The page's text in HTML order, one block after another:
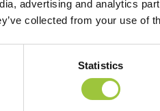
advertising and analytics
collected from your use of
Statistics
uitvoering.
voor compliance
aantoonbare